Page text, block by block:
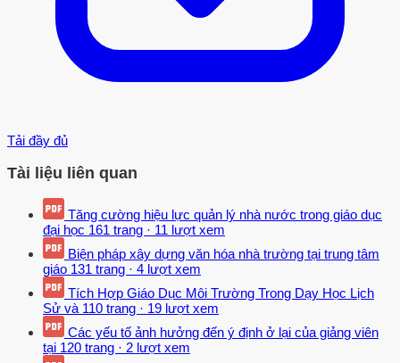
Tải đầy đủ
Tài liệu liên quan
Tăng cường hiệu lực quản lý nhà nước trong giáo dục
đại học 161 trang · 11 lượt xem
Biện pháp xây dựng văn hóa nhà trường tại trung tâm
giáo 131 trang · 4 lượt xem
Tích Hợp Giáo Dục Môi Trường Trong Dạy Học Lịch
Sử và 110 trang · 19 lượt xem
Các yếu tố ảnh hưởng đến ý định ở lại của giảng viên
tại 120 trang · 2 lượt xem